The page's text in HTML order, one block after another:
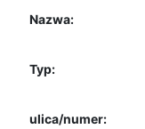
Nazwa:
Typ:
ulica/numer: